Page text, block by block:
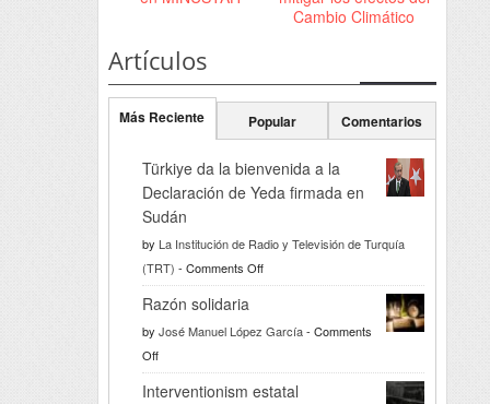
Cambio Climático
Artículos
Más Reciente Popular Comentarios
Türkiye da la bienvenida a la
Declaración de Yeda firmada en
Sudán
by La Institución de Radio y Televisión de Turquía
(TRT) - Comments Offon
Türkiye
la
a
Razón solidaria
by José Manuel López García- Comments
Offon
Razón
Interventionism estatal